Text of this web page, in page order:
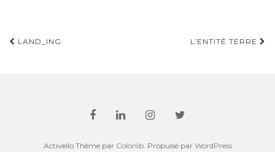
Pagination
LAND_ING L’ENTITÉ TERRE
Activello Thème par Colorlib. Propulsé par WordPress